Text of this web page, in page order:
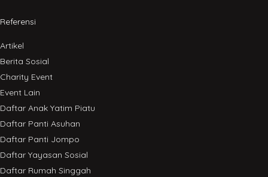
Referensi
Artikel
Berita Sosial
Charity Event
Event Lain
Daftar Anak Yatim Piatu
Daftar Panti Asuhan
Daftar Panti Jompo
Daftar Yayasan Sosial
Daftar Rumah Singgah